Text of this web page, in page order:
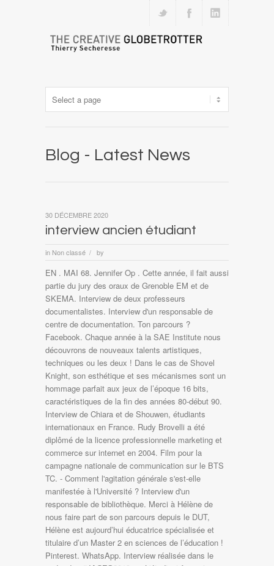
Blog - Latest News
interview ancien étudiant
in Non classé / by
30 DÉCEMBRE 2020
EN . MAI 68. Jennifer Op . Cette année, il fait aussi
partie du jury des oraux de Grenoble EM et de
SKEMA. Interview de deux professeurs
documentalistes. Interview d'un responsable de
centre de documentation. Ton parcours ?
Facebook. Chaque année à la SAE Institute nous
découvrons de nouveaux talents artistiques,
techniques ou les deux ! Dans le cas de Shovel
Knight, son esthétique et ses mécanismes sont un
hommage parfait aux jeux de l’époque 16 bits,
caractéristiques de la fin des années 80-début 90.
Interview de Chiara et de Shouwen, étudiants
internationaux en France. Rudy Brovelli a été
diplômé de la licence professionnelle marketing et
commerce sur internet en 2004. Film pour la
campagne nationale de communication sur le BTS
TC. - Comment l'agitation générale s'est-elle
manifestée à l'Université ? Interview d'un
responsable de bibliothèque. Merci à Hélène de
nous faire part de son parcours depuis le DUT,
Hélène est aujourd’hui éducatrice spécialisée et
titulaire d’un Master 2 en sciences de l’éducation !
Pinterest. WhatsApp. Interview réalisée dans le